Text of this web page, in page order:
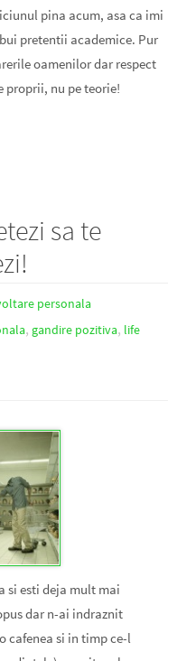
pina acum, asa ca imi
pretentii academice. Pur
oamenilor dar respect
proprii, nu pe teorie!
sa te
personala
, gandire pozitiva, life
si esti deja mult mai
dar n-ai indraznit
cafenea si in timp ce-l